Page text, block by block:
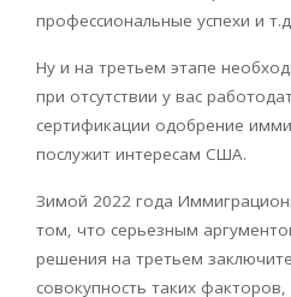
профессиональные успехи и
Ну и на третьем этапе
при отсутствии у вас
сертификации одобрение
послужит интересам США.
Зимой 2022 года
том, что серьезным
решения на третьем
совокупность таких факторов,